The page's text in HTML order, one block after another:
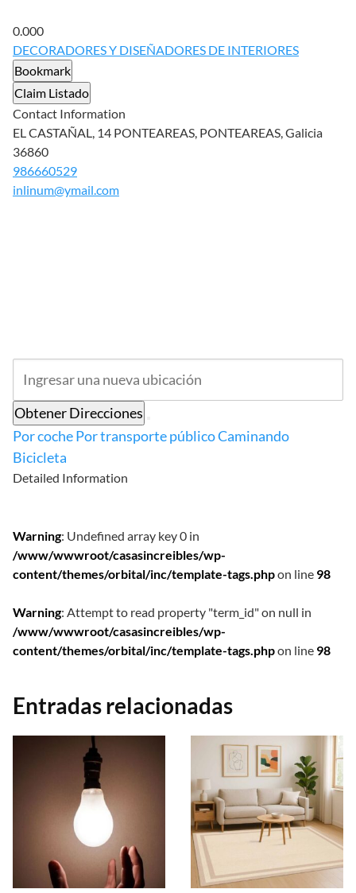
0.000
DECORADORES Y DISEÑADORES DE INTERIORES
Bookmark
Claim Listado
Contact Information
EL CASTAÑAL, 14 PONTEAREAS, PONTEAREAS, Galicia
36860
986660529
inlinum@ymail.com
Obtener Direcciones
Por cochePor transporte públicoCaminando
Bicicleta
Detailed Information
Warning: Undefined array key 0 in
/www/wwwroot/casasincreibles/wp-
content/themes/orbital/inc/template-tags.phpon line 98
Warning: Attempt to read property "term_id" on null in
/www/wwwroot/casasincreibles/wp-
content/themes/orbital/inc/template-tags.phpon line 98
Entradas relacionadas